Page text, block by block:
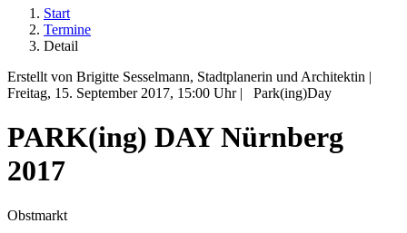
Start
Termine
Detail
Erstellt von Brigitte Sesselmann, Stadtplanerin und Architektin |
Freitag, 15. September 2017, 15:00 Uhr | Park(ing)Day
PARK(ing) DAY Nürnberg
2017
Obstmarkt